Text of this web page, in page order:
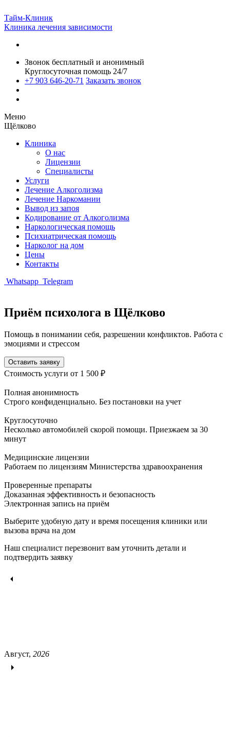
Тайм-Клиник
Клиника лечения зависимости
Звонок бесплатный и анонимный
Круглосуточная помощь 24/7
+7 903 646-20-71 Заказать звонок
Меню
Щёлково
Клиника
О нас
Лицензии
Специалисты
Услуги
Лечение Алкоголизма
Лечение Наркомании
Вывод из запоя
Кодирование от Алкоголизма
Наркологическая помощь
Психиатрическая помощь
Нарколог на дом
Цены
Контакты
Whatsapp Telegram
Приём психолога в Щёлково
Помощь в понимании себя, разрешении конфликтов. Работа с
эмоциями и стрессом
Оставить заявку
Стоимость услуги от 1 500 ₽
Полная анонимность
Строго конфиденциально. Без постановки на учет
Круглосуточно
Несколько автомобилей скорой помощи. Приезжаем за 30
минут
Медицинские лицензии
Работаем по лицензиям Министерства здравоохранения
Проверенные препараты
Доказанная эффективность и безопасность
Электронная запись на приём
Выберите удобную дату и время посещения клиники или
вызова врача на дом
Наш специалист перезвонит вам уточнить детали и
подтвердить заявку
Август, 2026